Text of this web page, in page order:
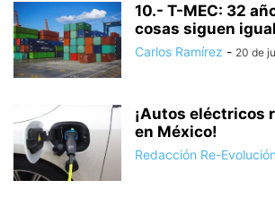
10.- T-MEC: 32
cosas siguen
Carlos Ramírez - 20 de
¡Autos eléctricos
en México!
Redacción Re-Evolución